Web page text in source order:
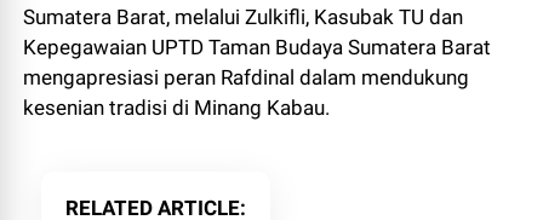
Sumatera Barat, melalui Zulkifli, Kasubak TU dan
Kepegawaian UPTD Taman Budaya Sumatera Barat
mengapresiasi peran Rafdinal dalam mendukung
kesenian tradisi di Minang Kabau.
RELATED ARTICLE